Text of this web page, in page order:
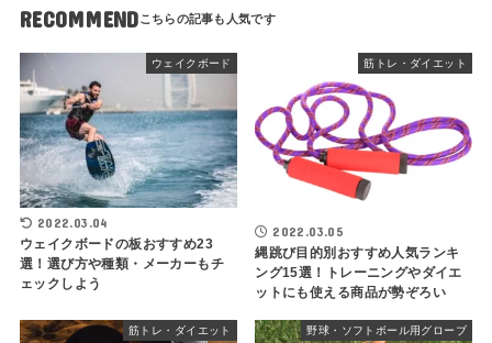
RECOMMEND
ウェイクボード
2022.03.04
ウェイクボードの板おすすめ23
選！選び方や種類・メーカーもチ
ェックしよう
筋トレ・ダイエット
2022.03.05
縄跳び目的別おすすめ人気ランキ
ング15選！トレーニングやダイエ
ットにも使える商品が勢ぞろい
筋トレ・ダイエット 野球・ソフトボール用グローブ